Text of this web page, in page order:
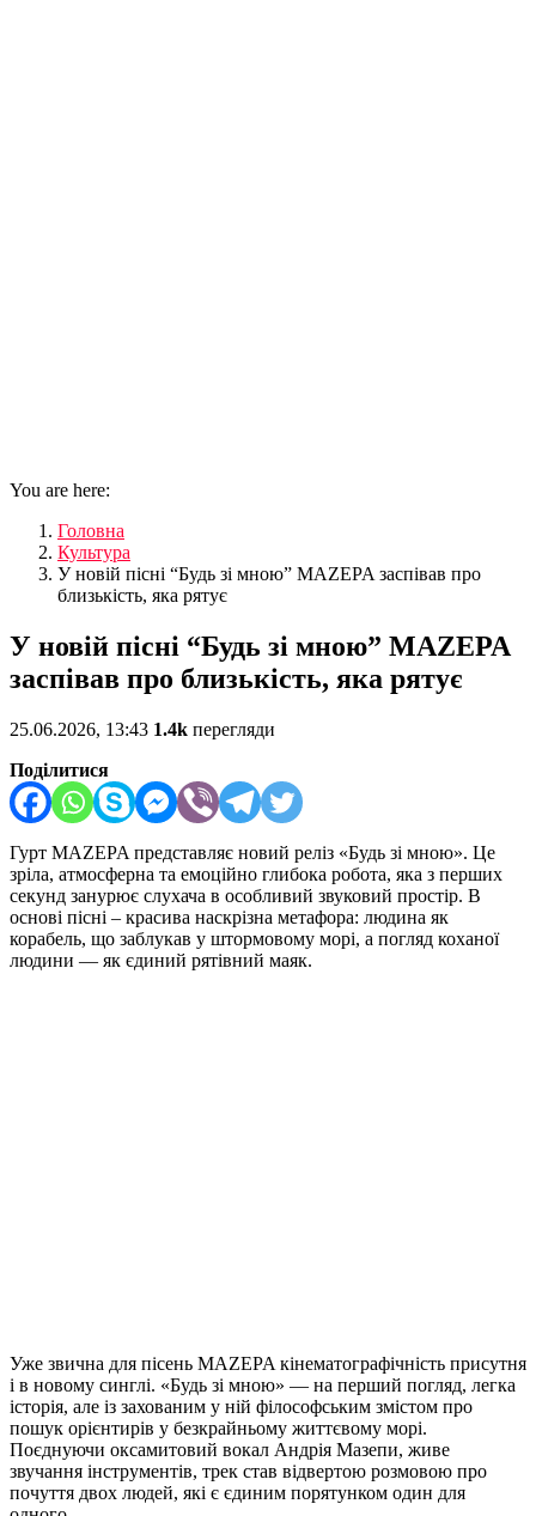
You are here:
Головна
Культура
У новій пісні “Будь зі мною” MAZEPA заспівав про
близькість, яка рятує
У новій пісні “Будь зі мною” MAZEPA
заспівав про близькість, яка рятує
25.06.2026, 13:43 1.4k перегляди
Поділитися
Гурт MAZEPA представляє новий реліз «Будь зі мною». Це
зріла, атмосферна та емоційно глибока робота, яка з перших
секунд занурює слухача в особливий звуковий простір. В
основі пісні – красива наскрізна метафора: людина як
корабель, що заблукав у штормовому морі, а погляд коханої
людини — як єдиний рятівний маяк.
Уже звична для пісень MAZEPA кінематографічність присутня
і в новому синглі. «Будь зі мною» — на перший погляд, легка
історія, але із захованим у ній філософським змістом про
пошук орієнтирів у безкрайньому життєвому морі.
Поєднуючи оксамитовий вокал Андрія Мазепи, живе
звучання інструментів, трек став відвертою розмовою про
почуття двох людей, які є єдиним порятунком один для